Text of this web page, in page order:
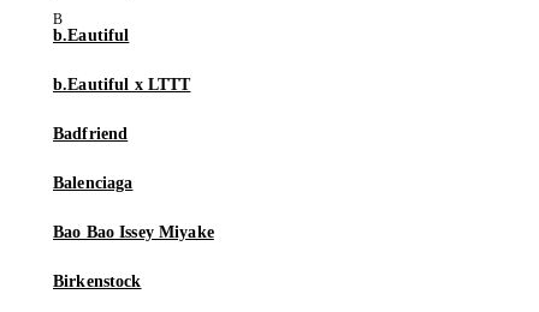
b.Eautiful
b.Eautiful x LTTT
Badfriend
Balenciaga
Bao Bao Issey Miyake
Birkenstock